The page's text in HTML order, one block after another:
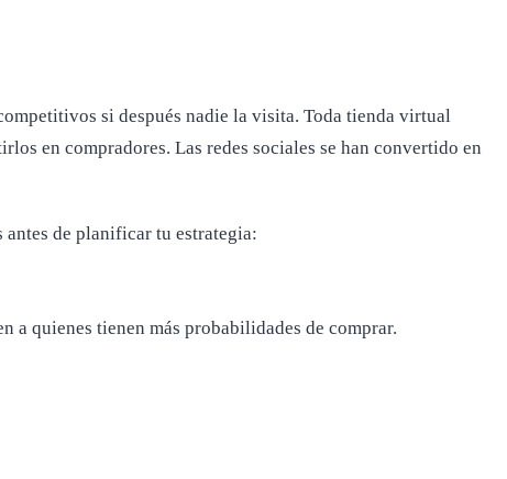
si después nadie la visita. Toda tienda virtual
en compradores. Las redes sociales se han convertido en
antes de planificar tu estrategia:
a quienes tienen más probabilidades de comprar.